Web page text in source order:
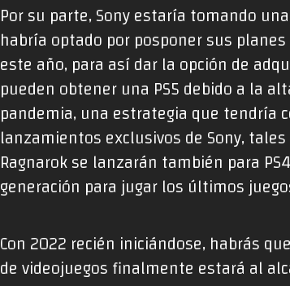
Por su parte, Sony estaría tomando
habría optado por posponer sus
este año, para así dar la opción de
pueden obtener una PS5 debido a la
pandemia, una estrategia que tendría
lanzamientos exclusivos de Sony,
Ragnarok se lanzarán también para
generación para jugar los últimos
Con 2022 recién iniciándose, habrás
de videojuegos finalmente estará al